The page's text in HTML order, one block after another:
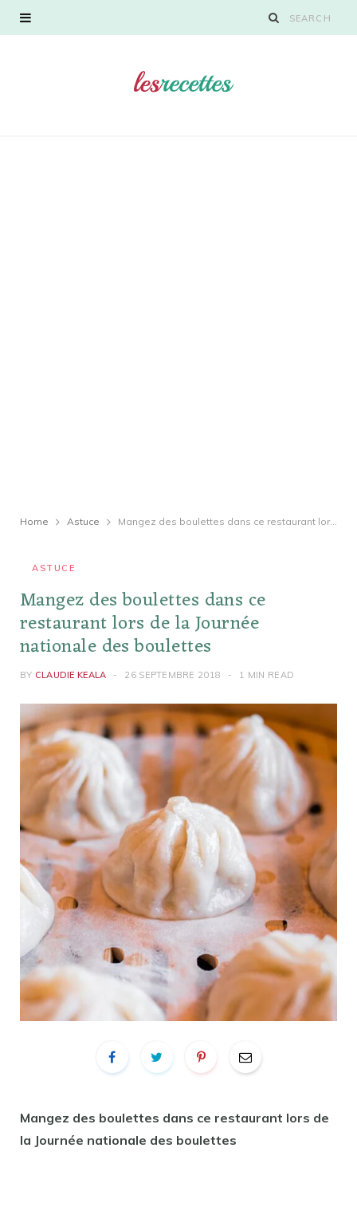
Home Astuce Mangez des boulettes dans ce restaurant lors de la Journée nationale des boulettes
ASTUCE
Mangez des boulettes dans ce
restaurant lors de la Journée
nationale des boulettes
BY CLAUDIE KEALA 26 SEPTEMBRE 2018 1 MIN READ
Mangez des boulettes dans ce restaurant lors de
la Journée nationale des boulettes